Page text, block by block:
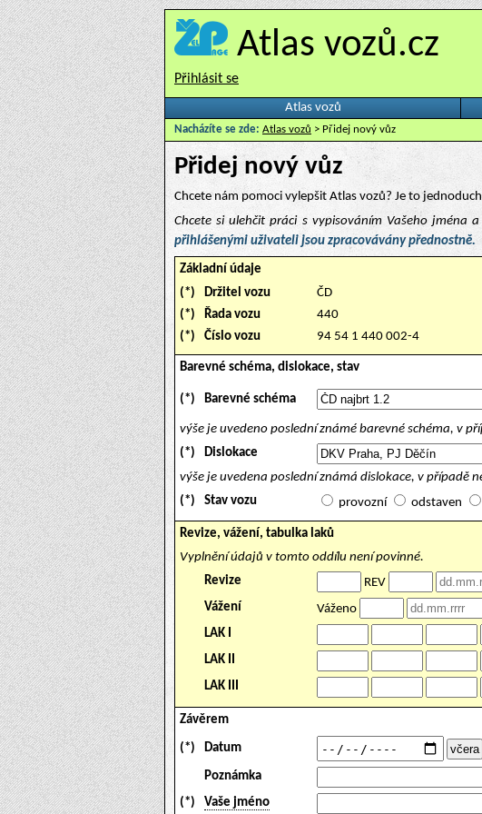
Atlas vozů.cz
Přihlásit se
Atlas vozů
Nacházíte se zde: Atlas vozů > Přidej nový vůz
Přidej nový vůz
Chcete nám pomoci vylepšit Atlas vozů? Je to
Chcete si ulehčit práci s vypisováním Vašeho jména
přihlášenými uživateli jsou zpracovávány přednostně.
Základní údaje
(*)
Držitel vozu
ČD
(*)
Řada vozu
440
(*)
Číslo vozu 94 54 1 440 002-4
Barevné schéma, dislokace, stav
(*) Barevné schéma
výše je uvedeno poslední známé barevné schéma, v
(*)
Dislokace
výše je uvedena poslední známá dislokace, v případě
(*)
Stav vozu provozní odstaven
Revize, vážení, tabulka laků
Vyplnění údajů v tomto oddílu není povinné.
Revize
REV
Vážení
Váženo
LAK I
LAK II
LAK III
Závěrem
(*) Datum
Poznámka
(*)
Vaše jméno